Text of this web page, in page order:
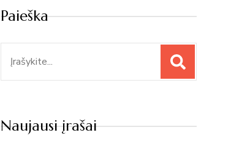
Paieška
Naujausi įrašai